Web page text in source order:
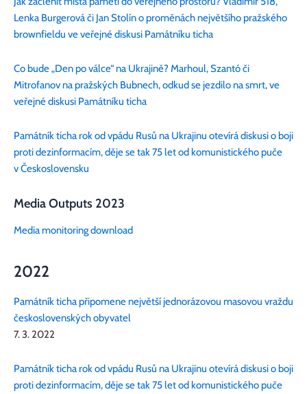
Lenka Burgerová či Jan Stolín o proměnách největšího pražského
brownfieldu ve veřejné diskusi Památníku ticha
Co bude „Den po válce“ na Ukrajině? Marhoul, Szantó či
Mitrofanov na pražských Bubnech, odkud se jezdilo na smrt, ve
veřejné diskusi Památníku ticha
Památník ticha rok od vpádu Rusů na Ukrajinu otevírá diskusi o boji
proti dezinformacím, děje se tak 75 let od komunistického puče
v Československu
Media Outputs 2023
Media monitoring download
2022
Památník ticha připomene největší jednorázovou masovou vraždu
československých obyvatel
7. 3. 2022
Památník ticha rok od vpádu Rusů na Ukrajinu otevírá diskusi o boji
proti dezinformacím, děje se tak 75 let od komunistického puče